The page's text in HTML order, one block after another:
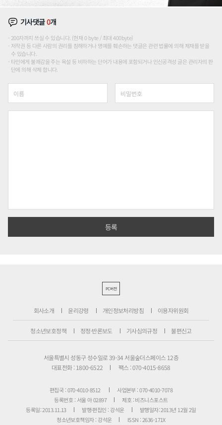
기사댓글0개
200자까지 쓰실 수 있습니다. (현재 0 byte / 최대 400byte)
저작권 등 다른 사람의 권리를 침해하거나 명예를 훼손하는 댓글은 관련 법률에 의해 제재를 받을
수 있습니다.
타인에게 불쾌감을 주는 욕설 등 비하하는 단어가 내용에 포함되거나 인신공격성 글은 관리자의 판
단에 의해 삭제 합니다.
PC버전
회사소개 윤리강령 개인정보처리방침 이용자위원회
청소년보호정책 정정·반론보도 기사심의규정 불편신고
서울특별시 성동구 성수일로 39-34 서울숲더스페이스 12층
대표전화 : 1800-6522
팩스 : 070-4015-8658
편집국 : 070-4010-8512
사업본부 : 070-4010-7078
등록번호 : 서울 아 02897
제호 : 비즈니스포스트
등록일: 2013.11.13
발행·편집인 : 강석운
발행일자: 2013년 12월 2일
청소년보호책임자 : 강석운
ISSN : 2636-171X